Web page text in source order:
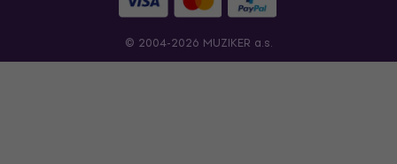
© 2004-2026 MUZIKER a.s.